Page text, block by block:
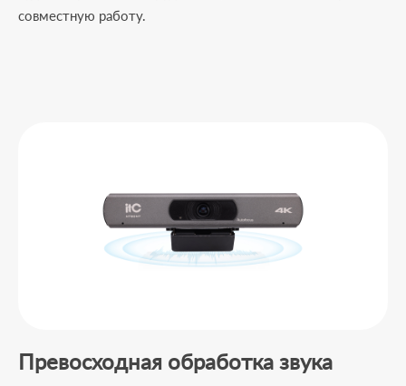
совместную работу.
Превосходная обработка звука